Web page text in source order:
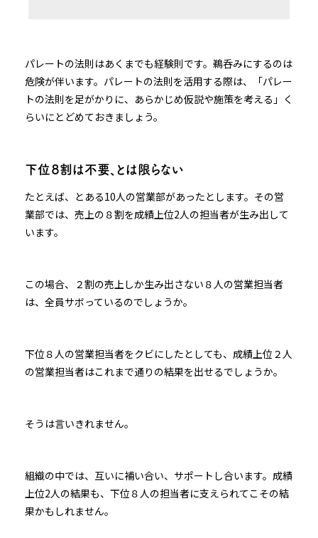
パレートの法則はあくまでも経験則です。鵜呑みにするのは
危険が伴います。パレートの法則を活用する際は、「パレー
トの法則を足がかりに、あらかじめ仮説や施策を考える」く
らいにとどめておきましょう。
下位８割は不要、とは限らない
たとえば、とある10人の営業部があったとします。その営
業部では、売上の８割を成績上位2人の担当者が生み出して
います。
この場合、２割の売上しか生み出さない８人の営業担当者
は、全員サボっているのでしょうか。
下位８人の営業担当者をクビにしたとしても、成績上位２人
の営業担当者はこれまで通りの結果を出せるでしょうか。
そうは言いきれません。
組織の中では、互いに補い合い、サポートし合います。成績
上位2人の結果も、下位８人の担当者に支えられてこその結
果かもしれません。